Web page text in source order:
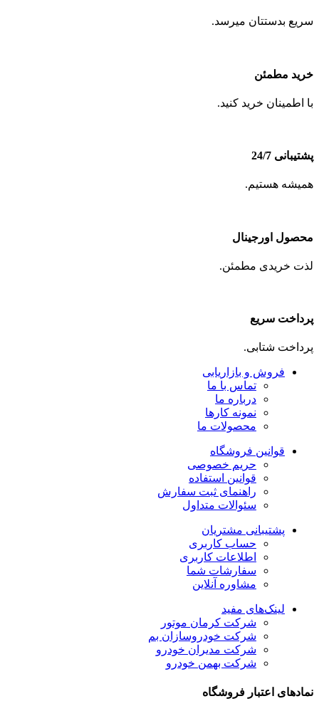
سریع بدستتان میرسد.
خرید مطمئن
با اطمینان خرید کنید.
پشتیبانی 24/7
همیشه هستیم.
محصول اورجینال
لذت خریدی مطمئن.
پرداخت سریع
پرداخت شتابی.
فروش و بازاریابی
تماس با ما
درباره ما
نمونه کارها
محصولات ما
قوانین فروشگاه
حریم خصوصی
قوانین استفاده
راهنمای ثبت سفارش
سئوالات متداول
پشتیبانی مشتریان
حساب کاربری
اطلاعات کاربری
سفارشات شما
مشاوره آنلاین
لینک‌های مفید
شرکت کرمان موتور
شرکت خودروسازان بم
شرکت مدیران خودرو
شرکت بهمن خودرو
نمادهای اعتبار فروشگاه